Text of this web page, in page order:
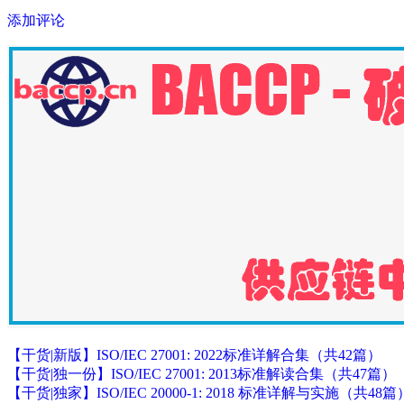
添加评论
【干货|新版】ISO/IEC 27001: 2022标准详解合集（共42篇）
【干货|独一份】ISO/IEC 27001: 2013标准解读合集（共47篇）
【干货|独家】ISO/IEC 20000-1: 2018 标准详解与实施（共48篇